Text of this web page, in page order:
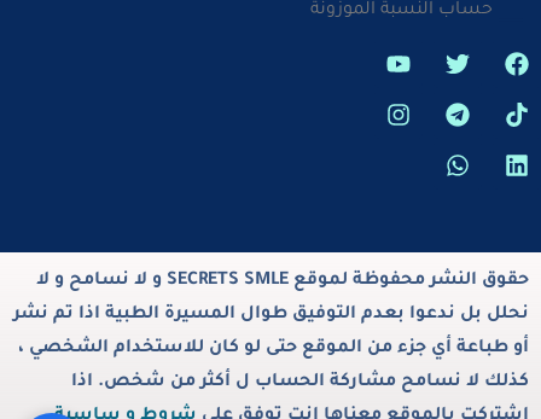
حساب النسبة الموزونة
حقوق النشر محفوظة لموقع SECRETS SMLE و لا نسامح و لا
نحلل بل ندعوا بعدم التوفيق طوال المسيرة الطبية اذا تم نشر
أو طباعة أي جزء من الموقع حتى لو كان للاستخدام الشخصي ،
كذلك لا نسامح مشاركة الحساب ل أكثر من شخص. اذا